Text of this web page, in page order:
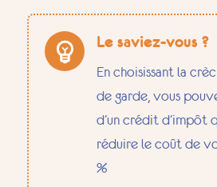
Le saviez-vous ?
En choisissant la
de garde, vous
d’un crédit d’impôt
réduire le coût de
%